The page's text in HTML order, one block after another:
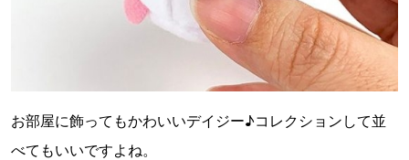
お部屋に飾ってもかわいいデイジー♪コレクションして並
べてもいいですよね。